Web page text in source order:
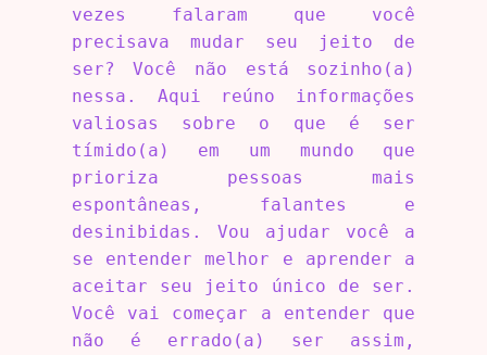
vezes falaram que você
precisava mudar seu jeito de
ser? Você não está sozinho(a)
nessa. Aqui reúno informações
valiosas sobre o que é ser
tímido(a) em um mundo que
prioriza pessoas mais
espontâneas, falantes e
desinibidas. Vou ajudar você a
se entender melhor e aprender a
aceitar seu jeito único de ser.
Você vai começar a entender que
não é errado(a) ser assim,